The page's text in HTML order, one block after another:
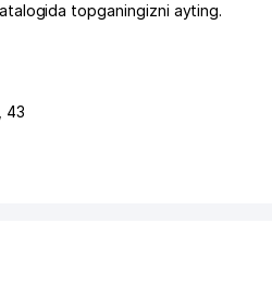
topganingizni ayting.
, 43